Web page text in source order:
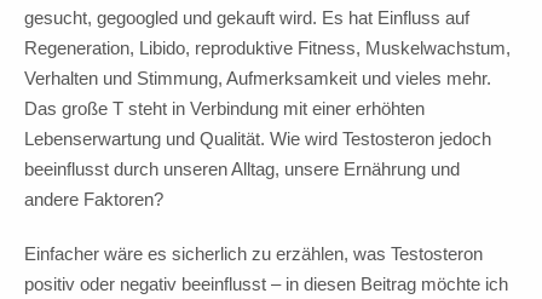
gesucht, gegoogled und gekauft wird. Es hat Einfluss auf
Regeneration, Libido, reproduktive Fitness, Muskelwachstum,
Verhalten und Stimmung, Aufmerksamkeit und vieles mehr.
Das große T steht in Verbindung mit einer erhöhten
Lebenserwartung und Qualität. Wie wird Testosteron jedoch
beeinflusst durch unseren Alltag, unsere Ernährung und
andere Faktoren?
Einfacher wäre es sicherlich zu erzählen, was Testosteron
positiv oder negativ beeinflusst – in diesen Beitrag möchte ich